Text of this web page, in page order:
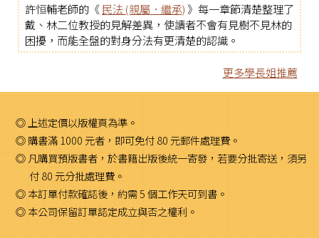
許恒輔老師的《民法 (親屬．繼承)》每一章節清楚整理了
戴、林二位教授的見解差異，使讀者不會有見樹不見林的
困擾，而能全盤的對身分法有更清楚的認識。
更多學長姐推薦
◎ 上述定價以版權頁為準。
◎ 購書滿 1000 元者，即可免付 80 元郵件處理費。
◎ 凡購買預版書者，於書籍出版後統一寄發，若要分批寄送，須另
付 80 元分批處理費。
◎ 本訂單付款確認後，約需 5 個工作天可到書。
◎ 本公司保留訂單認定成立與否之權利。